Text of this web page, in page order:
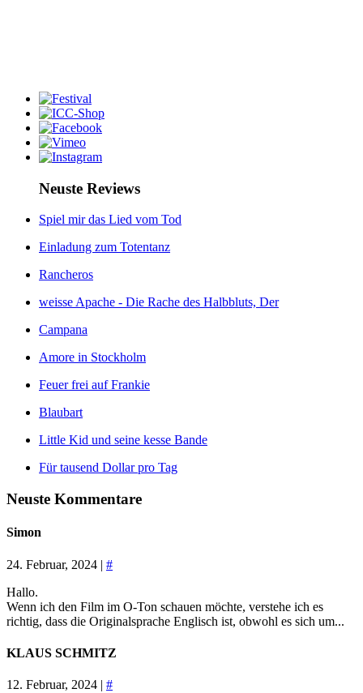
Neuste Reviews
Spiel mir das Lied vom Tod
Einladung zum Totentanz
Rancheros
weisse Apache - Die Rache des Halbbluts, Der
Campana
Amore in Stockholm
Feuer frei auf Frankie
Blaubart
Little Kid und seine kesse Bande
Für tausend Dollar pro Tag
Neuste Kommentare
Simon
24. Februar, 2024 | #
Hallo.
Wenn ich den Film im O-Ton schauen möchte, verstehe ich es
richtig, dass die Originalsprache Englisch ist, obwohl es sich um...
KLAUS SCHMITZ
12. Februar, 2024 | #